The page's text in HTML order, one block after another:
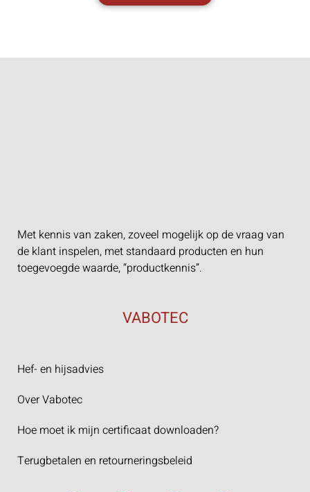
Met kennis van zaken, zoveel mogelijk op de vraag van
de klant inspelen, met standaard producten en hun
toegevoegde waarde, “productkennis”.
VABOTEC
Hef- en hijsadvies
Over Vabotec
Hoe moet ik mijn certificaat downloaden?
Terugbetalen en retourneringsbeleid